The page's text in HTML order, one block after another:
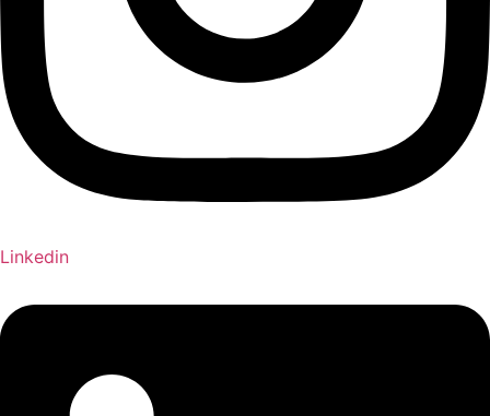
Linkedin